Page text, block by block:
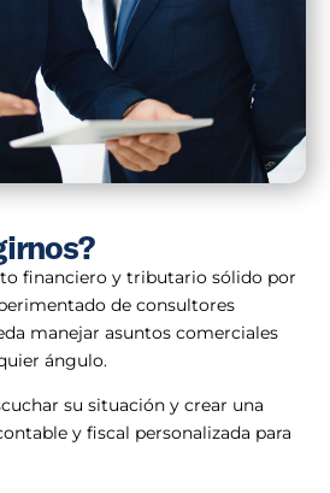
financiero y tributario sólido por
de consultores
manejar asuntos comerciales
ángulo.
su situación y crear una
y fiscal personalizada para